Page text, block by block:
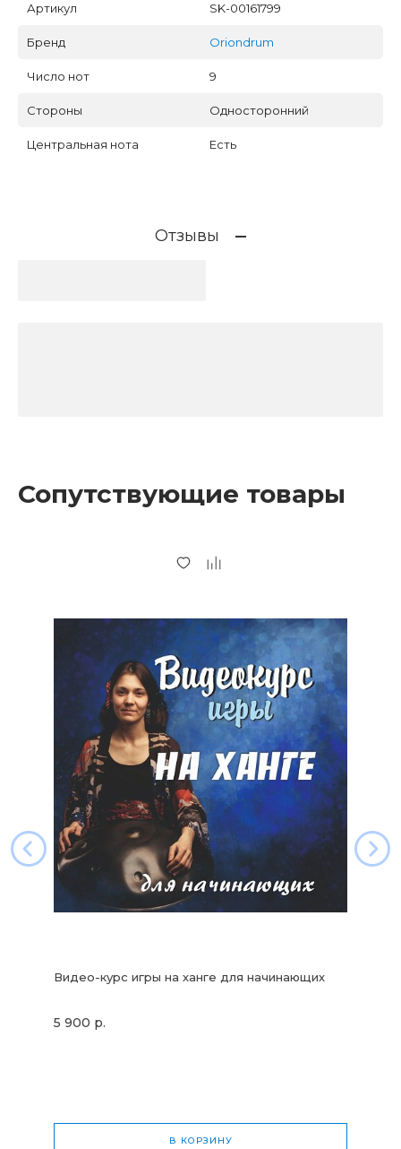
Артикул SK-00161799
Бренд Oriondrum
Число нот 9
Стороны Односторонний
Центральная нота Есть
Отзывы
Сопутствующие товары
Видео-курс игры на ханге для начинающих
5 900 р.
В КОРЗИНУ